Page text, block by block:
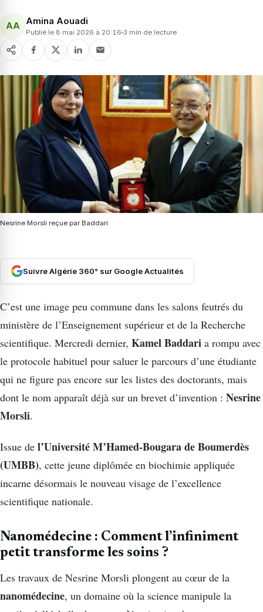
AA Amina Aouadi
Publié le 8 mai 2026 à 20:16 3 min de lecture
Nesrine Morsli reçue par Baddari
Suivre Algérie 360° sur Google Actualités
C’est une image peu commune dans les salons feutrés du
ministère de l’Enseignement supérieur et de la Recherche
scientifique. Mercredi dernier, Kamel Baddari a rompu avec
le protocole habituel pour saluer le parcours d’une étudiante
qui ne figure pas encore sur les listes des doctorants, mais
dont le nom apparaît déjà sur un brevet d’invention : Nesrine
Morsli.
Issue de l’Université M’Hamed-Bougara de Boumerdès
(UMBB), cette jeune diplômée en biochimie appliquée
incarne désormais le nouveau visage de l’excellence
scientifique nationale.
Nanomédecine : Comment l’infiniment
petit transforme les soins ?
Les travaux de Nesrine Morsli plongent au cœur de la
nanomédecine, un domaine où la science manipule la